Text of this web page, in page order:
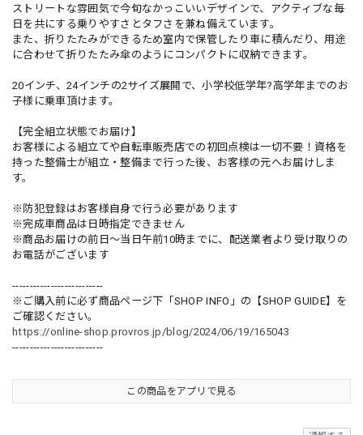
ストリートな雰囲気で今旬なかっこいいデザインで、アクティブな毎
日を共にする乗りやすさとタフさを兼ね備えています。
また、折りたたみができるため室内で保管したり車に積んだり、用途
に合わせて折りたたみ傘のようにコンパクトに収納できます。
20インチ、24インチの2サイズ展開で、小学校低学年?高学年までのお
子様に乗車頂けます。
【完全組立状態でお届け】
お客様による組立てや自転車販売店での初回点検は一切不要！資格を
持った整備士が組立・整備まで行った後、お客様の元へお届けしま
す。
※防犯登録はお客様自身で行う必要があります
※完成車商品は日時指定できません
※商品お届けの前日～当日午前10時までに、配送業者より受け取りの
お電話がございます
--------------------------
※ご購入前に必ず商品ページ下「SHOP INFO」の【SHOP GUIDE】を
ご確認ください。
https://online-shop.provros.jp/blog/2024/06/19/165043
--------------------------
この商品をアプリで見る